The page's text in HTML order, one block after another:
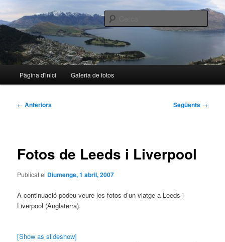
al
contingut
nalo.cat
Cerca
principal
Pàgina d'inici Galeria de fotos
Navegació
← Anteriors Següents →
Fotos de Leeds i Liverpool
Publicat el Diumenge, 1 abril, 2007
A continuació podeu veure les fotos d’un viatge a Leeds i
Liverpool (Anglaterra).
[Show as slideshow]